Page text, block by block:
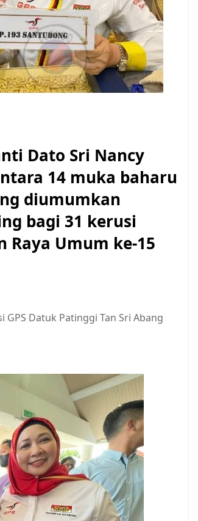
Dato Sri Nancy
14 muka baharu
diumumkan
bagi 31 kerusi
Raya Umum ke-15
Datuk Patinggi Tan Sri Abang